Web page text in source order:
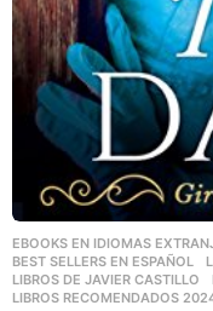
EBOOKS EN IDIOMAS
BEST SELLERS EN ESPAÑOL
,
LIBROS DE JAVIER CASTILLO
LIBROS RECOMENDADOS